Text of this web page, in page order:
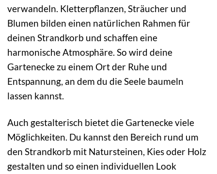
verwandeln. Kletterpflanzen, Sträucher und
Blumen bilden einen natürlichen Rahmen für
deinen Strandkorb und schaffen eine
harmonische Atmosphäre. So wird deine
Gartenecke zu einem Ort der Ruhe und
Entspannung, an dem du die Seele baumeln
lassen kannst.
Auch gestalterisch bietet die Gartenecke viele
Möglichkeiten. Du kannst den Bereich rund um
den Strandkorb mit Natursteinen, Kies oder Holz
gestalten und so einen individuellen Look